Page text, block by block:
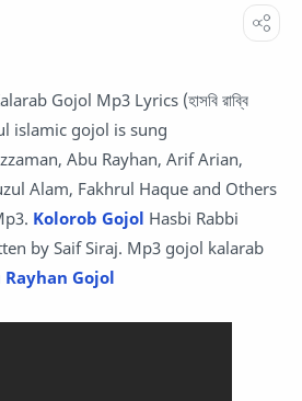
Gojol Mp3 Lyrics (হাসবি রাব্বি
islamic gojol is sung
Abu Rayhan, Arif Arian,
Alam, Fakhrul Haque and Others
Kolorob Gojol Hasbi Rabbi
by Saif Siraj. Mp3 gojol kalarab
Rayhan Gojol